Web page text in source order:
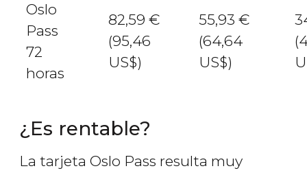
Oslo
Pass
72
horas
82,59 €
(95,46
US$)
55,93 €
(64,64
US$)
¿Es rentable?
La tarjeta Oslo Pass resulta muy